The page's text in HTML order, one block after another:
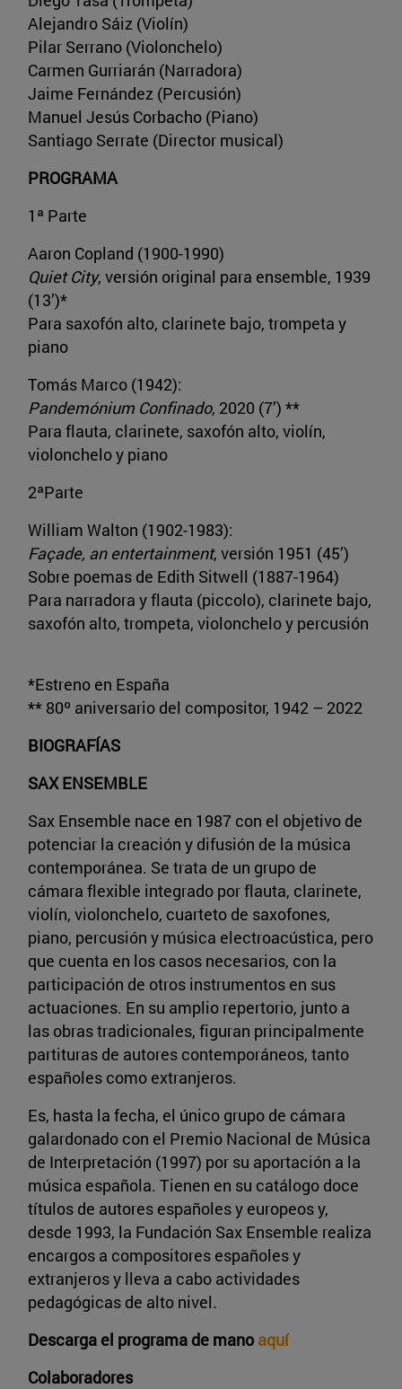
Alejandro Sáiz (Violín)
Pilar Serrano (Violonchelo)
Carmen Gurriarán (Narradora)
Jaime Fernández (Percusión)
Manuel Jesús Corbacho (Piano)
Santiago Serrate (Director musical)
PROGRAMA
1ª Parte
Aaron Copland (1900-1990)
Quiet City, versión original para ensemble, 1939
(13’)*
Para saxofón alto, clarinete bajo, trompeta y
piano
Tomás Marco (1942):
Pandemónium Confinado, 2020 (7’) **
Para flauta, clarinete, saxofón alto, violín,
violonchelo y piano
2ªParte
William Walton (1902-1983):
Façade, an entertainment, versión 1951 (45’)
Sobre poemas de Edith Sitwell (1887-1964)
Para narradora y flauta (piccolo), clarinete bajo,
saxofón alto, trompeta, violonchelo y percusión
*Estreno en España
** 80º aniversario del compositor, 1942 – 2022
BIOGRAFÍAS
SAX ENSEMBLE
Sax Ensemble nace en 1987 con el objetivo de
potenciar la creación y difusión de la música
contemporánea. Se trata de un grupo de
cámara flexible integrado por flauta, clarinete,
violín, violonchelo, cuarteto de saxofones,
piano, percusión y música electroacústica, pero
que cuenta en los casos necesarios, con la
participación de otros instrumentos en sus
actuaciones. En su amplio repertorio, junto a
las obras tradicionales, figuran principalmente
partituras de autores contemporáneos, tanto
españoles como extranjeros.
Es, hasta la fecha, el único grupo de cámara
galardonado con el Premio Nacional de Música
de Interpretación (1997) por su aportación a la
música española. Tienen en su catálogo doce
títulos de autores españoles y europeos y,
desde 1993, la Fundación Sax Ensemble realiza
encargos a compositores españoles y
extranjeros y lleva a cabo actividades
pedagógicas de alto nivel.
Descarga el programa de mano aquí
Colaboradores